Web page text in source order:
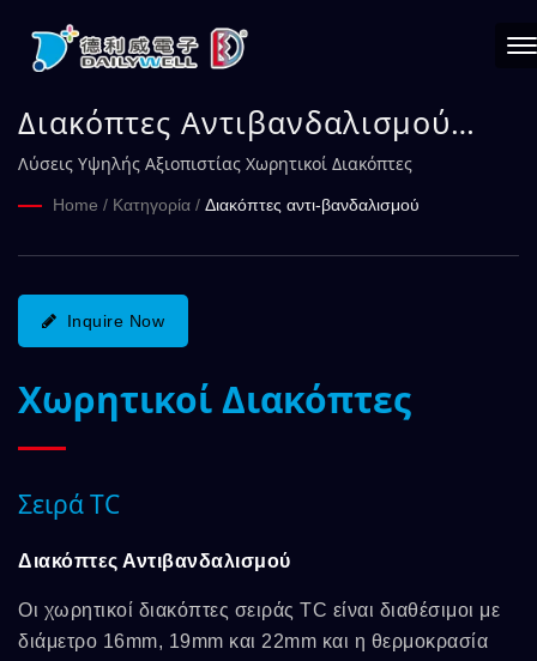
Διακόπτες Αντιβανδαλισμού
Σειρά TC | DAILYWELL
Λύσεις Υψηλής Αξιοπιστίας Χωρητικοί Διακόπτες
Home / Κατηγορία / Διακόπτες αντι-βανδαλισμού
Inquire Now
Χωρητικοί Διακόπτες
Σειρά TC
Διακόπτες Αντιβανδαλισμού
Οι χωρητικοί διακόπτες σειράς TC είναι διαθέσιμοι με
διάμετρο 16mm, 19mm και 22mm και η θερμοκρασία